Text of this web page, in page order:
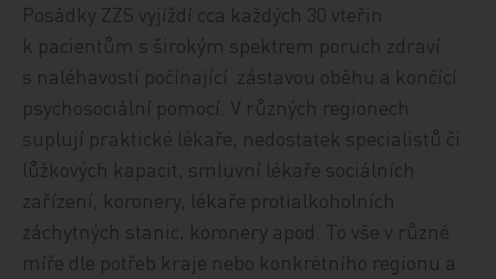
Posádky ZZS vyjíždí cca každých 30 vteřin
k pacientům s širokým spektrem poruch zdraví
s naléhavostí počínající zástavou oběhu a končící
psychosociální pomocí. V různých regionech
suplují praktické lékaře, nedostatek specialistů či
lůžkových kapacit, smluvní lékaře sociálních
zařízení, koronery, lékaře protialkoholních
záchytných stanic, koronery apod. To vše v různé
míře dle potřeb kraje nebo konkrétního regionu a